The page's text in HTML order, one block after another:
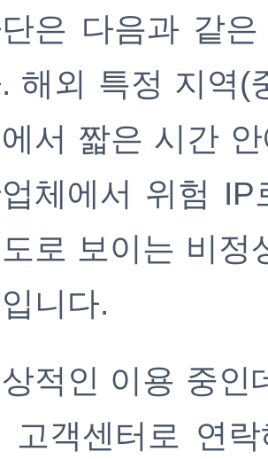
은 다음과 같
해외 특정 지역(
서 짧은 시간
체에서 위험
로 보이는 비정
니다.
적인 이용 중인
고객센터로 연